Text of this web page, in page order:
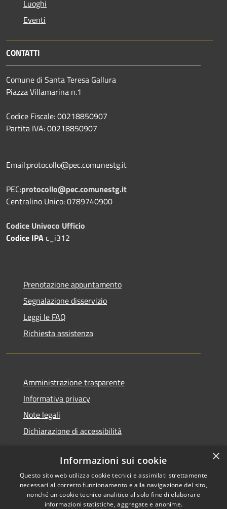
Luoghi
Eventi
CONTATTI
Comune di Santa Teresa Gallura
Piazza Villamarina n.1
Codice Fiscale: 00218850907
Partita IVA: 00218850907
Email:protocollo@pec.comunestg.it
PEC:protocollo@pec.comunestg.it
Centralino Unico: 0789740900
Codice Univoco Ufficio
Codice IPAc_i312
Prenotazione appuntamento
Segnalazione disservizio
Leggi le FAQ
Richiesta assistenza
Amministrazione trasparente
Informativa privacy
Note legali
Dichiarazione di accessibilità
RSS
Accessibilità
Copyright © 2026 • Comune di
Santa Teresa Gallura •
Powered byMunicipium
×
Informazioni sui cookie
Questo sito web utilizza cookie tecnici e assimilati strettamente
necessari al corretto funzionamento e alla navigazione del sito,
nonché un cookie tecnico analitico al solo fine di elaborare
informazioni statistiche, aggregate e anonime.